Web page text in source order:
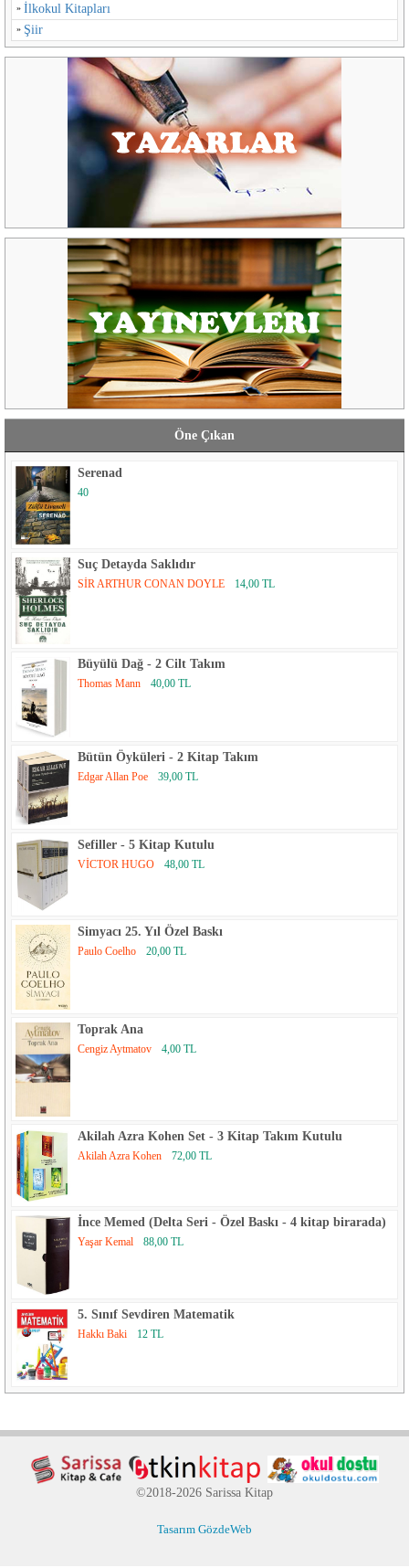
İlkokul Kitapları
Şiir
Öne Çıkan
Serenad
40
Suç Detayda Saklıdır
SİR ARTHUR CONAN DOYLE 14,00 TL
Büyülü Dağ - 2 Cilt Takım
Thomas Mann 40,00 TL
Bütün Öyküleri - 2 Kitap Takım
Edgar Allan Poe 39,00 TL
Sefiller - 5 Kitap Kutulu
VİCTOR HUGO 48,00 TL
Simyacı 25. Yıl Özel Baskı
Paulo Coelho 20,00 TL
Toprak Ana
Cengiz Aytmatov 4,00 TL
Akilah Azra Kohen Set - 3 Kitap Takım Kutulu
Akilah Azra Kohen 72,00 TL
İnce Memed (Delta Seri - Özel Baskı - 4 kitap birarada)
Yaşar Kemal 88,00 TL
5. Sınıf Sevdiren Matematik
Hakkı Baki 12 TL
©2018-2026 Sarissa Kitap
Tasarım GözdeWeb